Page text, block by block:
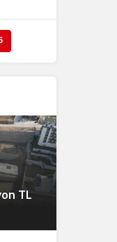
TL